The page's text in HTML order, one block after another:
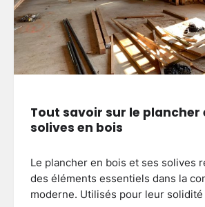
Tout savoir sur le plancher
solives en bois
Le plancher en bois et ses solives
des éléments essentiels dans la
moderne. Utilisés pour leur